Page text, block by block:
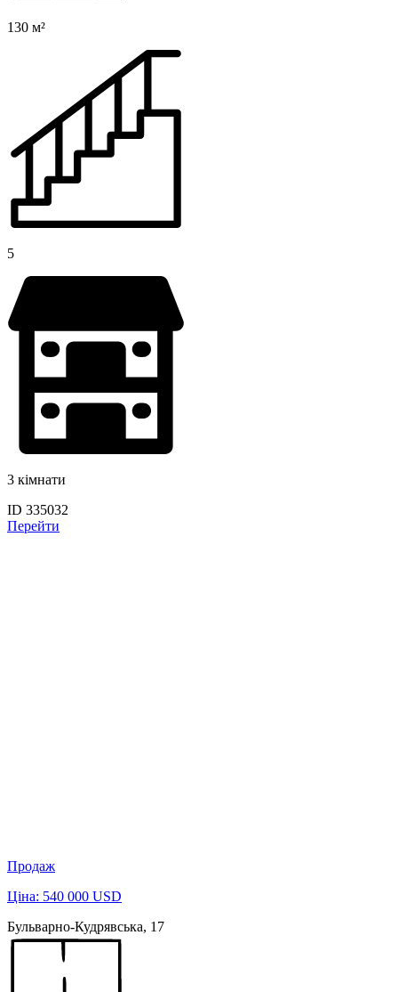
130 м²
5
3 кімнати
ID 335032
Перейти
Продаж
Ціна: 540 000 USD
Бульварно-Кудрявська, 17